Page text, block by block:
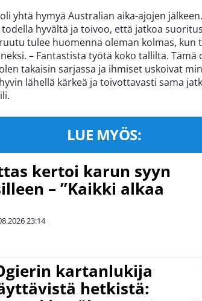
oli yhtä hymyä Australian aika-ajojen
hyvältä ja toivoo, että jatkoa
tulee huomenna oleman kolmas, kun
– Fantastista työtä koko tallilta. Tämä
takaisin sarjassa ja ihmiset uskoivat
lähellä kärkeä ja toivottavasti sama
LUE MYÖS:
kertoi karun syyn
– ”Kaikki alkaa
23:14
kartanlukija
hetkistä: